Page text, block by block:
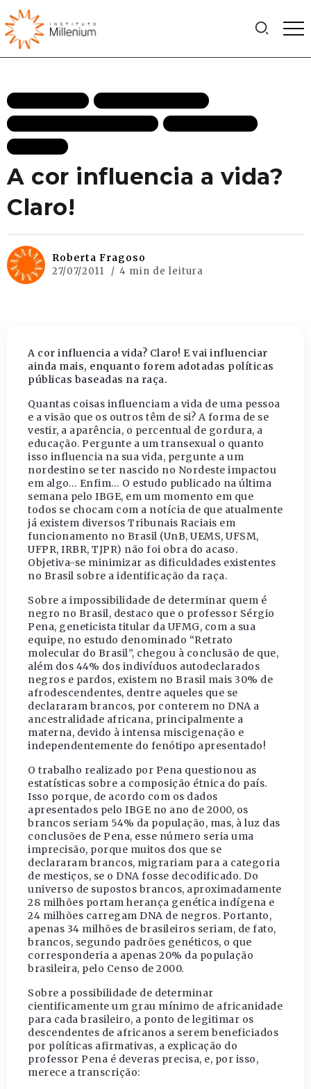
A cor influencia a vida?
Claro!
Roberta Fragoso
27/07/2011 4 min de leitura
A cor influencia a vida? Claro! E vai influenciar
ainda mais, enquanto forem adotadas políticas
públicas baseadas na raça.
Quantas coisas influenciam a vida de uma pessoa
e a visão que os outros têm de si? A forma de se
vestir, a aparência, o percentual de gordura, a
educação. Pergunte a um transexual o quanto
isso influencia na sua vida, pergunte a um
nordestino se ter nascido no Nordeste impactou
em algo… Enfim… O estudo publicado na última
semana pelo IBGE, em um momento em que
todos se chocam com a notícia de que atualmente
já existem diversos Tribunais Raciais em
funcionamento no Brasil (UnB, UEMS, UFSM,
UFPR, IRBR, TJPR) não foi obra do acaso.
Objetiva-se minimizar as dificuldades existentes
no Brasil sobre a identificação da raça.
Sobre a impossibilidade de determinar quem é
negro no Brasil, destaco que o professor Sérgio
Pena, geneticista titular da UFMG, com a sua
equipe, no estudo denominado “Retrato
molecular do Brasil”, chegou à conclusão de que,
além dos 44% dos indivíduos autodeclarados
negros e pardos, existem no Brasil mais 30% de
afrodescendentes, dentre aqueles que se
declararam brancos, por conterem no DNA a
ancestralidade africana, principalmente a
materna, devido à intensa miscigenação e
independentemente do fenótipo apresentado!
O trabalho realizado por Pena questionou as
estatísticas sobre a composição étnica do país.
Isso porque, de acordo com os dados
apresentados pelo IBGE no ano de 2000, os
brancos seriam 54% da população, mas, à luz das
conclusões de Pena, esse número seria uma
imprecisão, porque muitos dos que se
declararam brancos, migrariam para a categoria
de mestiços, se o DNA fosse decodificado. Do
universo de supostos brancos, aproximadamente
28 milhões portam herança genética indígena e
24 milhões carregam DNA de negros. Portanto,
apenas 34 milhões de brasileiros seriam, de fato,
brancos, segundo padrões genéticos, o que
corresponderia a apenas 20% da população
brasileira, pelo Censo de 2000.
Sobre a possibilidade de determinar
cientificamente um grau mínimo de africanidade
para cada brasileiro, a ponto de legitimar os
descendentes de africanos a serem beneficiados
por políticas afirmativas, a explicação do
professor Pena é deveras precisa, e, por isso,
merece a transcrição: